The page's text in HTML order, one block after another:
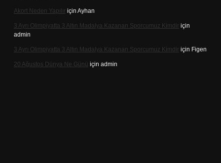
Akort Neden Yapılır için Ayhan
3 Ayrı Olimpiyatta 3 Altın Madalya Kazanan Sporcumuz Kimdir için
admin
3 Ayrı Olimpiyatta 3 Altın Madalya Kazanan Sporcumuz Kimdir için Figen
20 Ağustos Dünya Ne Günü için admin